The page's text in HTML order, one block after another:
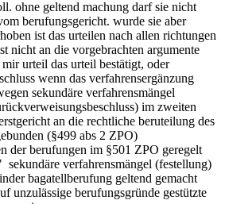
ohne geltend machung darf sie nicht
berufungsgericht. wurde sie aber
ist das urteilen nach allen richtungen
nicht an die vorgebrachten argumente
urteil das urteil bestätigt, oder
wenn das verfahrensergänzung
sekundäre verfahrensmängel
im zweiten
an die rechtliche beruteilung des
(§499 abs 2 ZPO)
der berufungen im §501 ZPO geregelt
verfahrensmängel (festellung)
bagatellberufung geltend gemacht
unzulässige berufungsgründe gestützte